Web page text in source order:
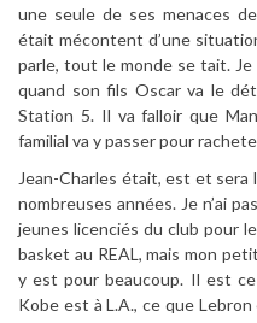
une seule de ses menaces
était mécontent d’une
parle, tout le monde se tait. Je
quand son fils Oscar va le
Station 5. Il va falloir que
familial va y passer pour
Jean-Charles était, est et sera
nombreuses années. Je n’ai
jeunes licenciés du club pour
basket au REAL, mais mon
y est pour beaucoup. Il est
Kobe est à L.A., ce que